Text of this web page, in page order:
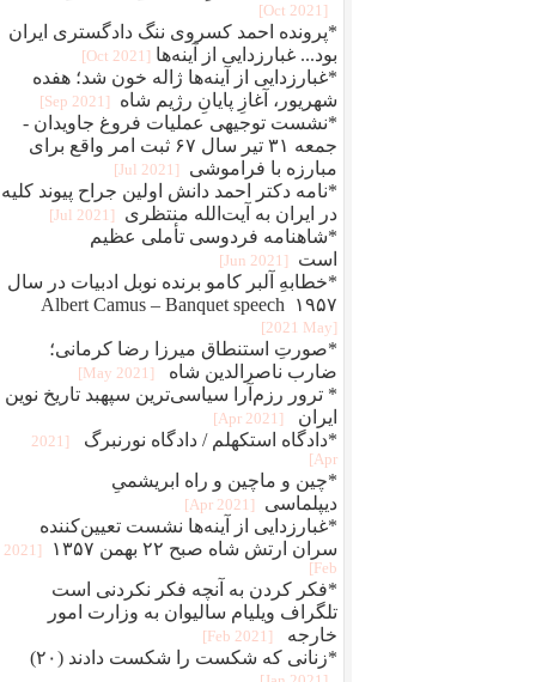
[2021 Oct]
*پرونده احمد کسروی ننگ دادگستری ایران
بود... غبارزدایی از آینه‌ها [2021 Oct]
*غبارزدایی از آینه‌ها ژاله خون شد؛ هفده
شهریور، آغازِ پایانِ رژیم شاه
[2021 Sep]
*نشست توجیهی عملیات فروغ جاویدان -
جمعه ۳۱ تیر سال ۶۷ ثبت امر واقع برای
مبارزه با فراموشی
[2021 Jul]
*نامه دکتر احمد دانش اولین جراح پیوند کلیه
در ایران به آیت‌الله منتظری
[2021 Jul]
*شاهنامه فردوسی تأملی عظیم
است
[2021 Jun]
*خطابهِ آلبر کامو برنده نوبل ادبیات در سال
۱۹۵۷ Albert Camus – Banquet speech
[2021 May]
*صورتِ استنطاق میرزا رضا کرمانی؛
ضارب ناصرالدین شاه
[2021 May]
* ترور رزم‌آرا سیاسی‌ترین سپهبد تاریخ نوین
ایران
[2021 Apr]
*دادگاه استکهلم / دادگاه نورنبرگ
[2021
Apr]
*چین و ماچین و راه ابريشمیِ
ديپلماسی
[2021 Apr]
*غبارزدایی از آینه‌ها نشست تعیین‌کننده
سران ارتش شاه صبح ۲۲ بهمن ۱۳۵۷
[2021
Feb]
*فکر کردن به آنچه فکر نکردنی است
تلگراف ویلیام سالیوان به وزارت امور
خارجه
[2021 Feb]
*زنانی که شکست را شکست دادند (۲۰)